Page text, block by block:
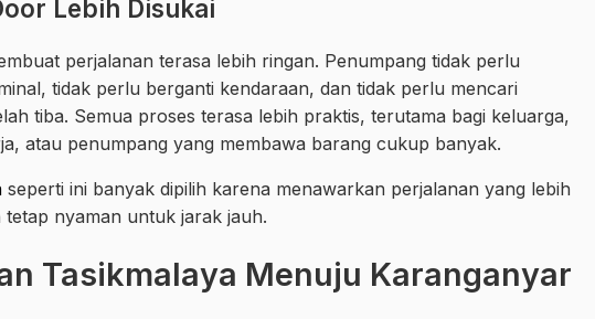
Lebih Disukai
perjalanan terasa lebih ringan. Penumpang tidak perlu
tidak perlu berganti kendaraan, dan tidak perlu mencari
tiba. Semua proses terasa lebih praktis, terutama bagi keluarga,
atau penumpang yang membawa barang cukup banyak.
seperti ini banyak dipilih karena menawarkan perjalanan yang lebih
nyaman untuk jarak jauh.
Tasikmalaya Menuju Karanganyar